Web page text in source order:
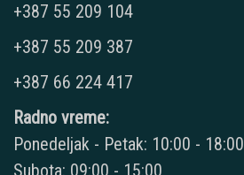
+387 55 209 104
+387 55 209 387
+387 66 224 417
Radno vreme:
Ponedeljak - Petak: 10:00 - 18:00